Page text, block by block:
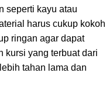
seperti kayu atau
harus cukup kokoh
ringan agar dapat
kursi yang terbuat dari
tahan lama dan